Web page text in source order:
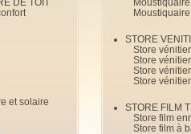
et solaire
STORE
Store
Store
Store
Store
STORE FILM
Store film
Store film à